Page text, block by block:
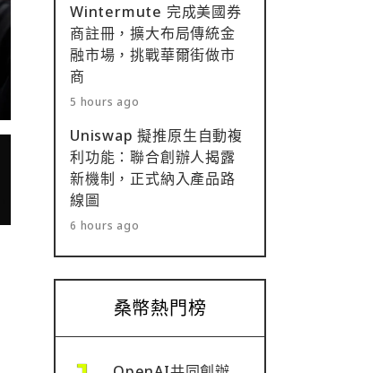
Wintermute 完成美國券
商註冊，擴大布局傳統金
融市場，挑戰華爾街做市
商
5 hours ago
Uniswap 擬推原生自動複
利功能：聯合創辦人揭露
新機制，正式納入產品路
線圖
6 hours ago
桑幣熱門榜